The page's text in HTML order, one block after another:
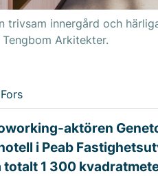
trivsam innergård och
Tengbom Arkitekter.
aktören
i Peab
totalt 1 300